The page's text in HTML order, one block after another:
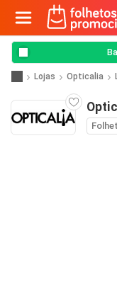
Lojas Opticalia